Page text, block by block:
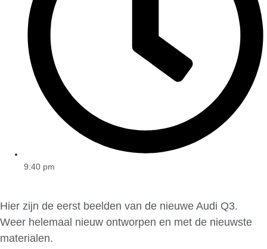
9:40 pm
Hier zijn de eerst beelden van de nieuwe Audi Q3.
Weer helemaal nieuw ontworpen en met de nieuwste
materialen.